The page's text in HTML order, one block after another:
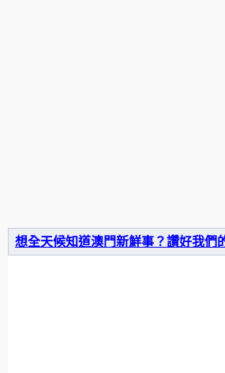
想全天候知道澳門新鮮事？讚好我們